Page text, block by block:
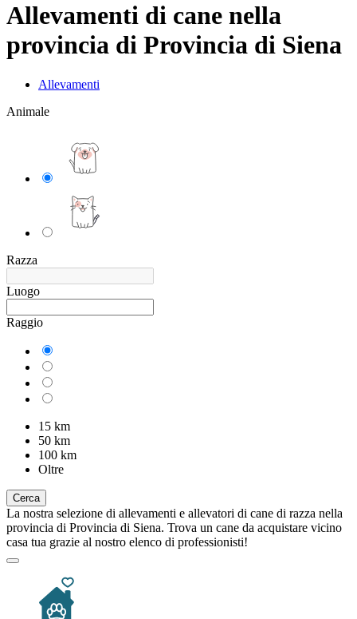
Allevamenti di cane nella
provincia di Provincia di Siena
Allevamenti
Animale
Razza
Luogo
Raggio
15 km
50 km
100 km
Oltre
Cerca
La nostra selezione di allevamenti e allevatori di cane di razza nella
provincia di Provincia di Siena. Trova un cane da acquistare vicino
casa tua grazie al nostro elenco di professionisti!